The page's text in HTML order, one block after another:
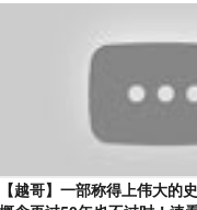
【越哥】一部称得上伟大的